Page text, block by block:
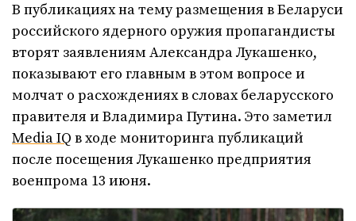
В публикациях на тему размещения в Беларуси
российского ядерного оружия пропагандисты
вторят заявлениям Александра Лукашенко,
показывают его главным в этом вопросе и
молчат о расхождениях в словах беларусского
правителя и Владимира Путина. Это заметил
Media IQ в ходе мониторинга публикаций
после посещения Лукашенко предприятия
военпрома 13 июня.